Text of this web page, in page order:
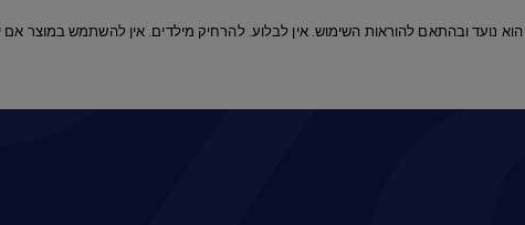
שלשמה הוא נועד ובהתאם להוראות השימוש. אין לבלוע. להרחיק מילדים. אין להשתמש במוצר